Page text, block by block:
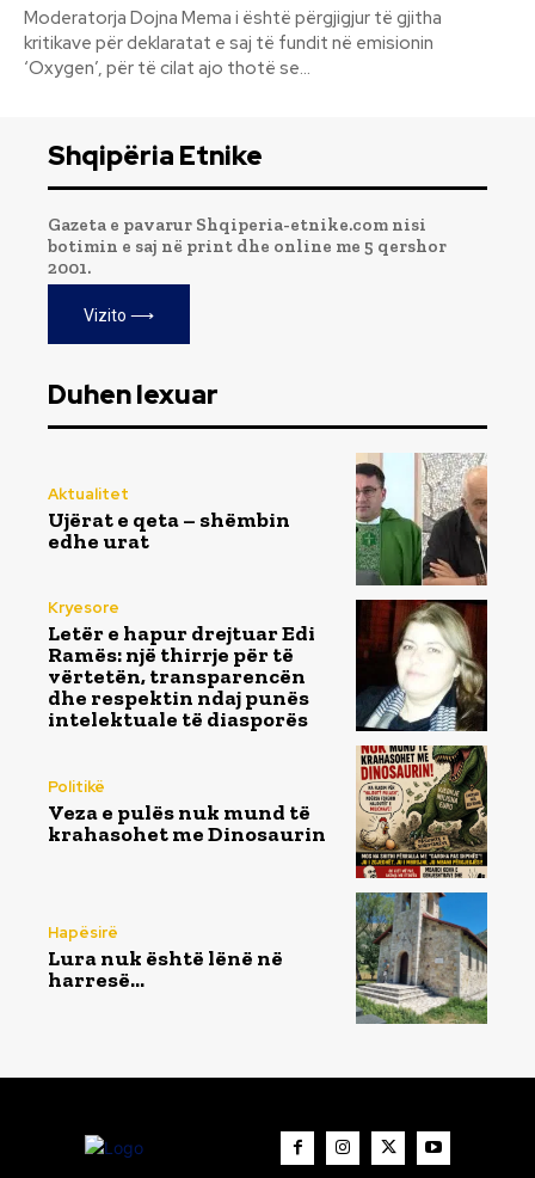
Moderatorja Dojna Mema i është përgjigjur të gjitha
kritikave për deklaratat e saj të fundit në emisionin
‘Oxygen’, për të cilat ajo thotë se...
Shqipëria Etnike
Gazeta e pavarur Shqiperia-etnike.com nisi
botimin e saj në print dhe online me 5 qershor
2001.
Vizito ⟶
Duhen lexuar
Aktualitet
Ujërat e qeta – shëmbin
edhe urat
Kryesore
Letër e hapur drejtuar Edi
Ramës: një thirrje për të
vërtetën, transparencën
dhe respektin ndaj punës
intelektuale të diasporës
Politikë
Veza e pulës nuk mund të
krahasohet me Dinosaurin
Hapësirë
Lura nuk është lënë në
harresë…